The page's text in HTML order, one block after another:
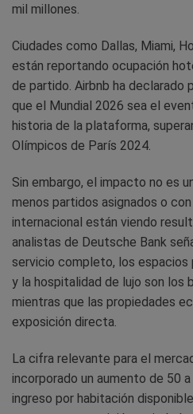
mil millones.
Ciudades como Dallas, Miami,
están reportando ocupación
de partido. Airbnb ha declarado
que el Mundial 2026 sea el
historia de la plataforma,
Olímpicos de París 2024.
Sin embargo, el impacto no es
menos partidos asignados o
internacional están viendo
analistas de Deutsche Bank
servicio completo, los
y la hospitalidad de lujo son los
mientras que las propiedades
exposición directa.
La cifra relevante para el
incorporado un aumento de 50
ingreso por habitación